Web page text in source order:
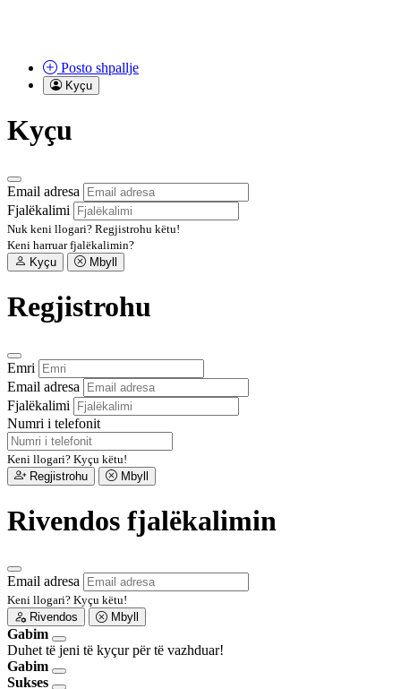
Posto shpallje
Kyçu
Kyçu
Email adresa
Fjalëkalimi
Nuk keni llogari? Regjistrohu këtu!
Keni harruar fjalëkalimin?
Kyçu
Mbyll
Regjistrohu
Emri
Email adresa
Fjalëkalimi
Numri i telefonit
Keni llogari? Kyçu këtu!
Regjistrohu
Mbyll
Rivendos fjalëkalimin
Email adresa
Keni llogari? Kyçu këtu!
Rivendos
Mbyll
Gabim
Duhet të jeni të kyçur për të vazhduar!
Gabim
Sukses